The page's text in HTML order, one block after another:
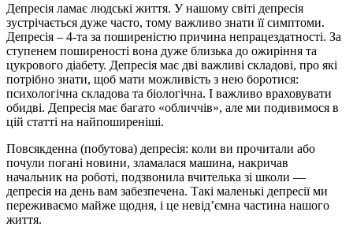
Депресія ламає людські життя. У нашому світі депресія
зустрічається дуже часто, тому важливо знати її симптоми.
Депресія – 4-та за поширеністю причина непрацездатності. За
ступенем поширеності вона дуже близька до ожиріння та
цукрового діабету. Депресія має дві важливі складові, про які
потрібно знати, щоб мати можливість з нею боротися:
психологічна складова та біологічна. І важливо враховувати
обидві. Депресія має багато «обличчів», але ми подивимося в
цій статті на найпоширеніші.
Повсякденна (побутова) депресія: коли ви прочитали або
почули погані новини, зламалася машина, накричав
начальник на роботі, подзвонила вчителька зі школи —
депресія на день вам забезпечена. Такі маленькі депресії ми
переживаємо майже щодня, і це невід’ємна частина нашого
життя.